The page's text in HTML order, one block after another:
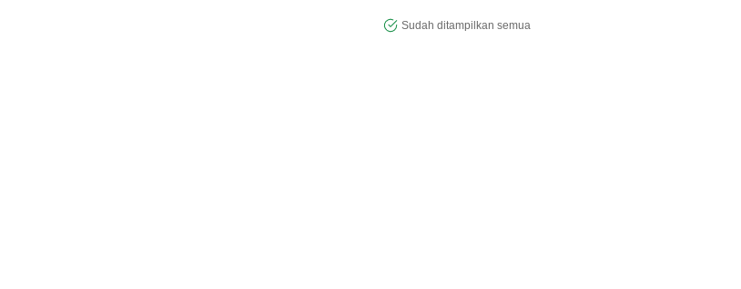
Sudah ditampilkan semua